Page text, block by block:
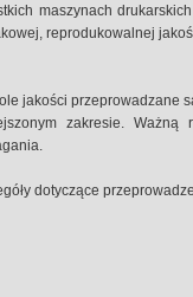
maszynach
reprodukowalnej
jakości przeprowadzane
zakresie.
dotyczące